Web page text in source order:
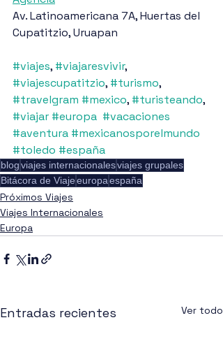
Av. Latinoamericana 7A, Huertas del
Cupatitzio, Uruapan
#viajes, #viajaresvivir,
#viajescupatitzio, #turismo,
#travelgram #mexico, #turisteando,
#viajar #europa #vacaciones
#aventura #mexicanosporelmundo
#toledo #españa
blogviajes internacionalesviajes grupales
Bitácora de Viajeeuropaespaña
Próximos Viajes
Viajes Internacionales
Europa
Entradas recientes Ver todo